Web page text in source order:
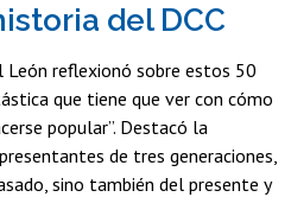
del DCC
León reflexionó sobre estos 50
que tiene que ver con cómo
popular”. Destacó la
de tres generaciones,
sino también del presente y